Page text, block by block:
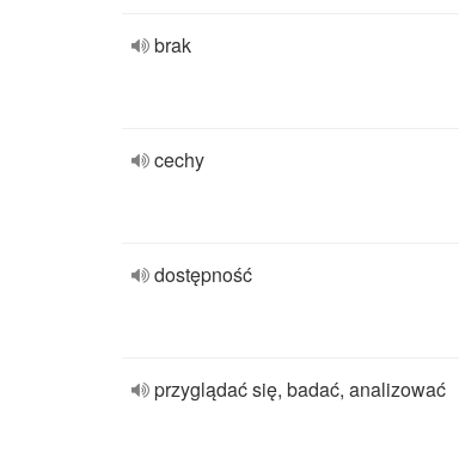
brak
cechy
dostępność
przyglądać się, badać, analizować